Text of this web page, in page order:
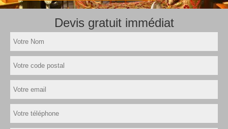
Devis gratuit immédiat